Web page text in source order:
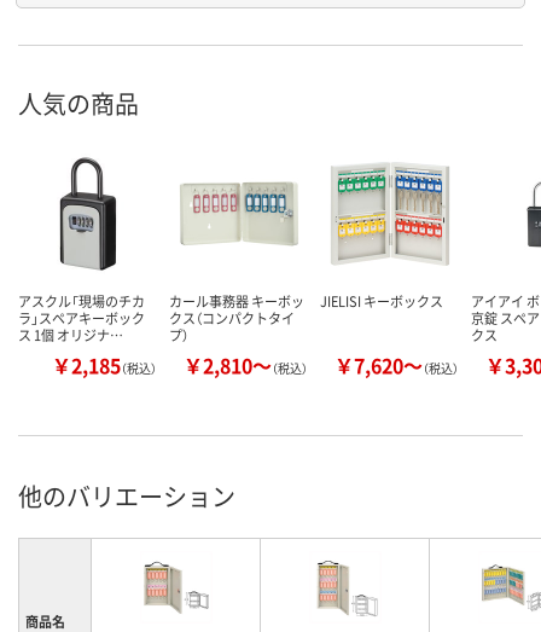
人気の商品
アスクル「現場のチカ
ラ」スペアキーボック
ス 1個 オリジナ…
￥2,185（税込）
カール事務器 キーボッ
クス（コンパクトタイ
プ）
￥2,810～（税込）
JIELISI キーボックス
￥7,620～（税込）
アイアイ
京錠 スペ
クス
￥
他のバリエーション
商品名